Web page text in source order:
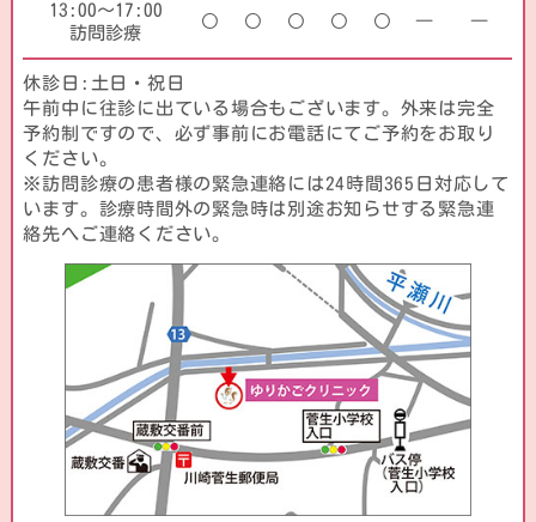
13:00～17:00
訪問診療
― ―
休診日:土日・祝日
午前中に往診に出ている場合もございます。外来は完全
予約制ですので、必ず事前にお電話にてご予約をお取り
ください。
※訪問診療の患者様の緊急連絡には24時間365日対応して
います。診療時間外の緊急時は別途お知らせする緊急連
絡先へご連絡ください。